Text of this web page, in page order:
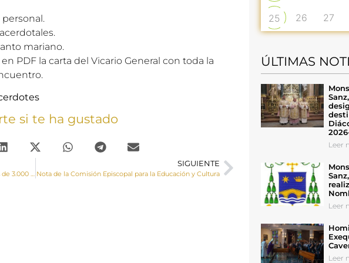
mariano.
PDF la carta del Vicario General con toda la
si te ha gustado
Cáritas Diocesana de Cuenca acompañó a más de 3.000 personas el pasado año con una inversión de dos millones y medio de euro
SIGUIENTE
Nota de la Comisión Episcopal para la Educación y Cultura
25 26 27
ÚLTIMAS
Leer
Leer
Leer